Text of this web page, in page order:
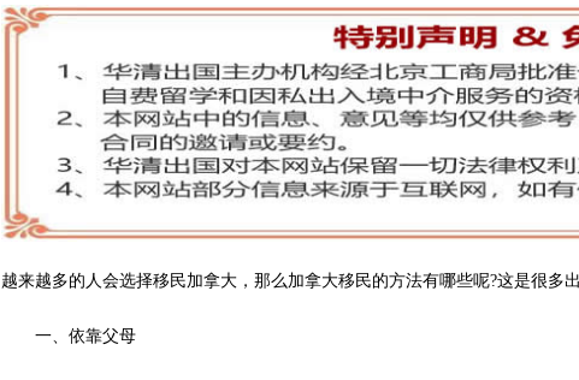
越来越多的人会选择移民加拿大，那么加拿大移民的方法有哪些呢?这是很多
一、依靠父母